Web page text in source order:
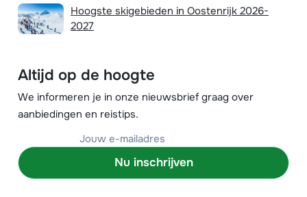
Hoogste skigebieden in Oostenrijk 2026-
2027
Altijd op de hoogte
We informeren je in onze nieuwsbrief graag over
aanbiedingen en reistips.
Nu inschrijven